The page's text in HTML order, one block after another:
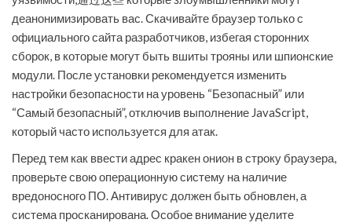
деанонимизировать вас. Скачивайте браузер только с
официального сайта разработчиков, избегая сторонних
сборок, в которые могут быть вшиты трояны или шпионские
модули. После установки рекомендуется изменить
настройки безопасности на уровень “Безопасный” или
“Самый безопасный”, отключив выполнение JavaScript,
который часто используется для атак.
Перед тем как ввести адрес кракен онион в строку браузера,
проверьте свою операционную систему на наличие
вредоносного ПО. Антивирус должен быть обновлен, а
система просканирована. Особое внимание уделите